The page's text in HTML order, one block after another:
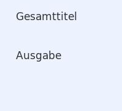
Gesamttitel
Ausgabe